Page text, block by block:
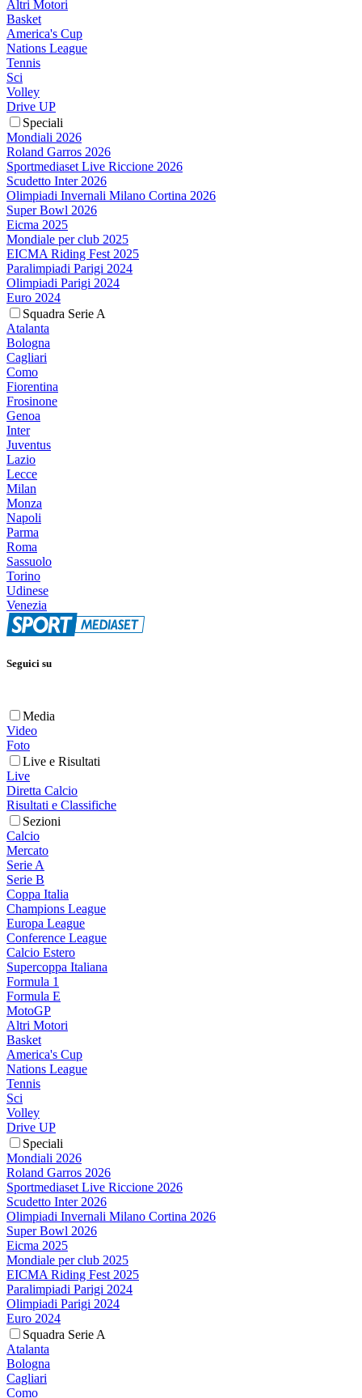
Altri Motori
Basket
America's Cup
Nations League
Tennis
Sci
Volley
Drive UP
Speciali
Mondiali 2026
Roland Garros 2026
Sportmediaset Live Riccione 2026
Scudetto Inter 2026
Olimpiadi Invernali Milano Cortina 2026
Super Bowl 2026
Eicma 2025
Mondiale per club 2025
EICMA Riding Fest 2025
Paralimpiadi Parigi 2024
Olimpiadi Parigi 2024
Euro 2024
Squadra Serie A
Atalanta
Bologna
Cagliari
Como
Fiorentina
Frosinone
Genoa
Inter
Juventus
Lazio
Lecce
Milan
Monza
Napoli
Parma
Roma
Sassuolo
Torino
Udinese
Venezia
Seguici su
Media
Video
Foto
Live e Risultati
Live
Diretta Calcio
Risultati e Classifiche
Sezioni
Calcio
Mercato
Serie A
Serie B
Coppa Italia
Champions League
Europa League
Conference League
Calcio Estero
Supercoppa Italiana
Formula 1
Formula E
MotoGP
Altri Motori
Basket
America's Cup
Nations League
Tennis
Sci
Volley
Drive UP
Speciali
Mondiali 2026
Roland Garros 2026
Sportmediaset Live Riccione 2026
Scudetto Inter 2026
Olimpiadi Invernali Milano Cortina 2026
Super Bowl 2026
Eicma 2025
Mondiale per club 2025
EICMA Riding Fest 2025
Paralimpiadi Parigi 2024
Olimpiadi Parigi 2024
Euro 2024
Squadra Serie A
Atalanta
Bologna
Cagliari
Como